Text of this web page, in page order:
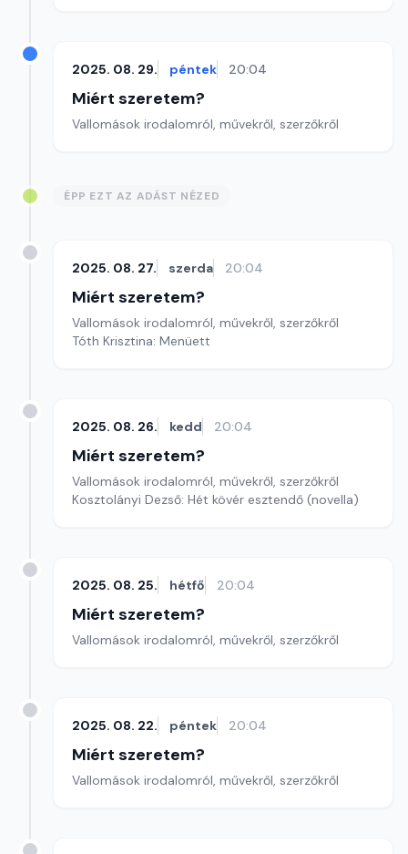
2025. 08. 29. péntek 20:04
Miért szeretem?
Vallomások irodalomról, művekről, szerzőkről
ÉPP EZT AZ ADÁST NÉZED
2025. 08. 27. szerda 20:04
Miért szeretem?
Vallomások irodalomról, művekről, szerzőkről
Tóth Krisztina: Menüett
2025. 08. 26. kedd 20:04
Miért szeretem?
Vallomások irodalomról, művekről, szerzőkről
Kosztolányi Dezső: Hét kövér esztendő (novella)
2025. 08. 25. hétfő 20:04
Miért szeretem?
Vallomások irodalomról, művekről, szerzőkről
2025. 08. 22. péntek 20:04
Miért szeretem?
Vallomások irodalomról, művekről, szerzőkről